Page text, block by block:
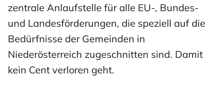
zentrale Anlaufstelle für alle EU-, Bundes-
und Landesförderungen, die speziell auf die
Bedürfnisse der Gemeinden in
Niederösterreich zugeschnitten sind. Damit
kein Cent verloren geht.